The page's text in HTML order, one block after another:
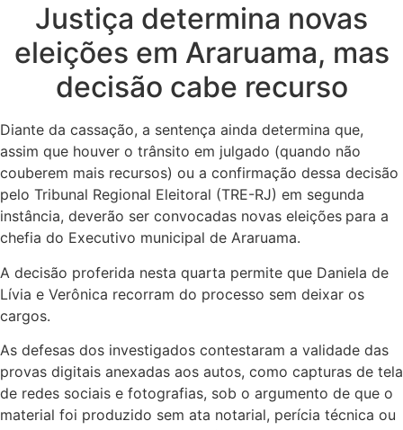
Justiça determina novas
eleições em Araruama, mas
decisão cabe recurso
Diante da cassação, a sentença ainda determina que,
assim que houver o trânsito em julgado (quando não
couberem mais recursos) ou a confirmação dessa decisão
pelo Tribunal Regional Eleitoral (TRE-RJ) em segunda
instância, deverão ser convocadas novas eleições para a
chefia do Executivo municipal de Araruama.
A decisão proferida nesta quarta permite que Daniela de
Lívia e Verônica recorram do processo sem deixar os
cargos.
As defesas dos investigados contestaram a validade das
provas digitais anexadas aos autos, como capturas de tela
de redes sociais e fotografias, sob o argumento de que o
material foi produzido sem ata notarial, perícia técnica ou